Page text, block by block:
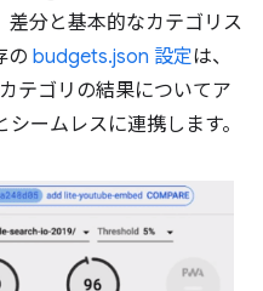
差分と基本的なカテゴリス
の budgets.json 設定は、
テゴリの結果についてア
ームレスに連携します。